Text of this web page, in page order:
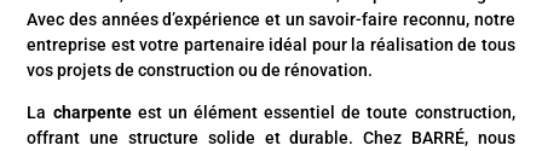
Avec des années d’expérience et un savoir-faire reconnu, notre
entreprise est votre partenaire idéal pour la réalisation de tous
vos projets de construction ou de rénovation.
La charpenteest un élément essentiel de toute construction,
offrant une structure solide et durable. Chez BARRÉ, nous